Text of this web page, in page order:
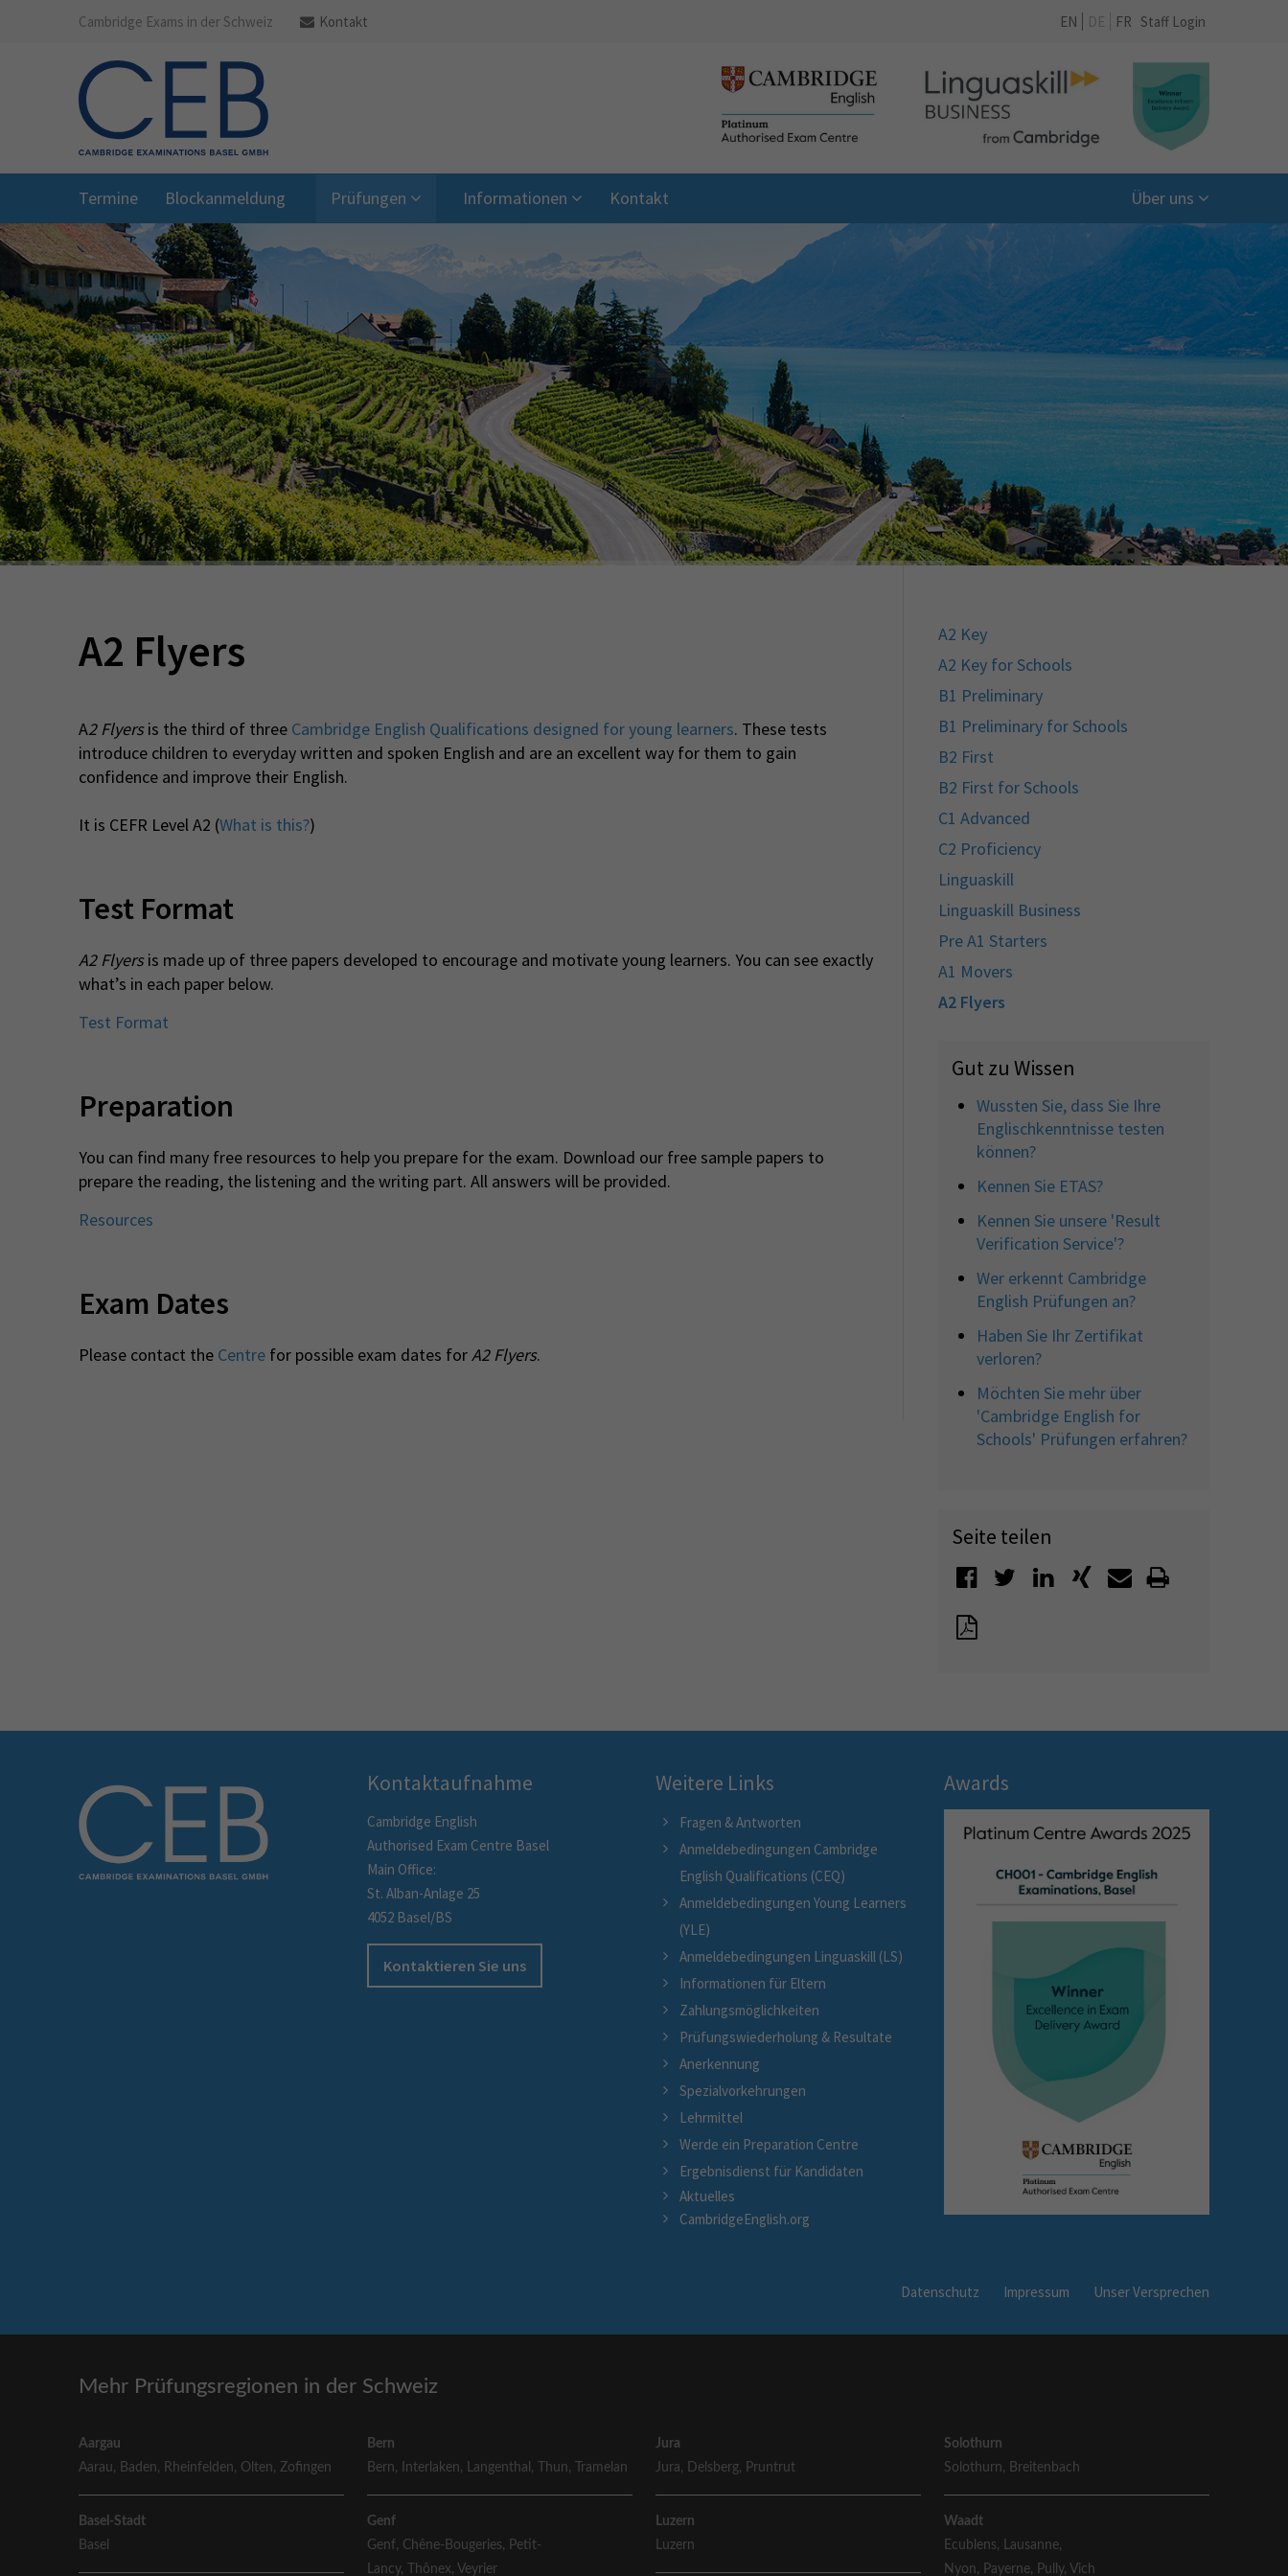
Cambridge Exams in der Schweiz Kontakt Staff Login
EN DE FR
Termine Blockanmeldung Prüfungen Informationen Kontakt Über uns
A2 Flyers
A2 Flyersis the third of three Cambridge English Qualifications designed for young learners. These tests
introduce children to everyday written and spoken English and are an excellent way for them to gain
confidence and improve their English.
It is CEFR Level A2 (What is this?)
Test Format
A2 Flyersis made up of three papers developed to encourage and motivate young learners. You can see exactly
what’s in each paper below.
Test Format
Preparation
You can find many free resources to help you prepare for the exam. Download our free sample papers to
prepare the reading, the listening and the writing part. All answers will be provided.
Resources
Exam Dates
Please contact the Centre for possible exam dates forA2 Flyers.
A2 Key
A2 Key for Schools
B1 Preliminary
B1 Preliminary for Schools
B2 First
B2 First for Schools
C1 Advanced
C2 Proficiency
Linguaskill
Linguaskill Business
Pre A1 Starters
A1 Movers
A2 Flyers
Gut zu Wissen
Wussten Sie, dass Sie Ihre
Englischkenntnisse testen
können?
Kennen Sie ETAS?
Kennen Sie unsere 'Result
Verification Service'?
Wer erkennt Cambridge
English Prüfungen an?
Haben Sie Ihr Zertifikat
verloren?
Möchten Sie mehr über
'Cambridge English for
Schools' Prüfungen erfahren?
Seite teilen
Kontaktaufnahme
Cambridge English
Authorised Exam Centre Basel
Main Office:
St. Alban-Anlage 25
4052 Basel/BS
Kontaktieren Sie uns
Weitere Links
Fragen & Antworten
Anmeldebedingungen Cambridge
English Qualifications (CEQ)
Anmeldebedingungen Young Learners
(YLE)
Anmeldebedingungen Linguaskill (LS)
Informationen für Eltern
Zahlungsmöglichkeiten
Prüfungswiederholung & Resultate
Anerkennung
Spezialvorkehrungen
Lehrmittel
Werde ein Preparation Centre
Ergebnisdienst für Kandidaten
Aktuelles
CambridgeEnglish.org
Awards
Datenschutz Impressum Unser Versprechen
Mehr Prüfungsregionen in der Schweiz
Aargau
Aarau, Baden, Rheinfelden, Olten, Zofingen
Basel-Stadt
Basel
Bern
Bern, Interlaken, Langenthal , Thun, Tramelan
Genf
Genf, Chêne-Bougeries, Petit-
Lancy, Thônex, Veyrier
Jura
Jura, Delsberg, Pruntrut
Luzern
Luzern
Solothurn
Solothurn, Breitenbach
Waadt
Ecublens, Lausanne,
Nyon, Payerne, Pully, Vich